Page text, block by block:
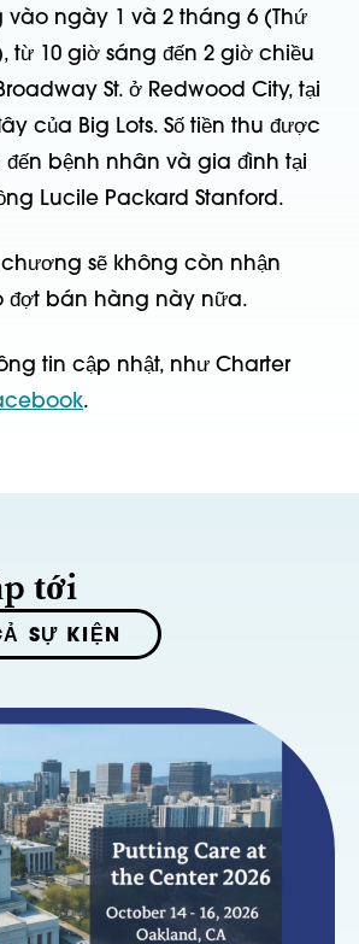
vào ngày 1 và 2 tháng 6 (Thứ
từ 10 giờ sáng đến 2 giờ chiều
St. ở Redwood City, tại
của Big Lots. Số tiền thu được
đến bệnh nhân và gia đình tại
Lucile Packard Stanford.
chương sẽ không còn nhận
đợt bán hàng này nữa.
tin cập nhật, như Charter
.
tới
SỰ KIỆN